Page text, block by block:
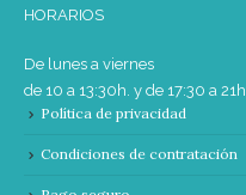
HORARIOS
De lunes a viernes
de 10 a 13:30h. y de 17:30 a 21h.
Política de privacidad
Condiciones de contratación